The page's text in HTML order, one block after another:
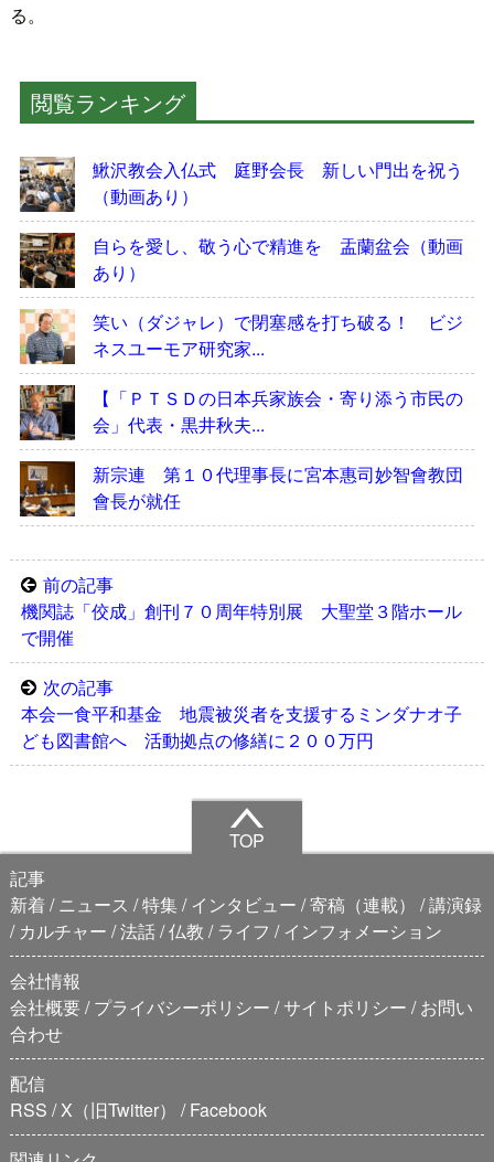
る。
閲覧ランキング
鰍沢教会入仏式 庭野会長 新しい門出を祝う
（動画あり）
自らを愛し、敬う心で精進を 盂蘭盆会（動画
あり）
笑い（ダジャレ）で閉塞感を打ち破る！ ビジ
ネスユーモア研究家...
【「ＰＴＳＤの日本兵家族会・寄り添う市民の
会」代表・黒井秋夫...
新宗連 第１０代理事長に宮本惠司妙智會教団
會長が就任
前の記事
機関誌「佼成」創刊７０周年特別展 大聖堂３階ホール
で開催
次の記事
本会一食平和基金 地震被災者を支援するミンダナオ子
ども図書館へ 活動拠点の修繕に２００万円
TOP
記事
新着
ニュース 特集 インタビュー 寄稿（連載）
講演録
カルチャー 法話 仏教 ライフ
インフォメーション
会社情報
会社概要 プライバシーポリシー サイトポリシー
お問い
合わせ
配信
RSS X（旧Twitter）
Facebook